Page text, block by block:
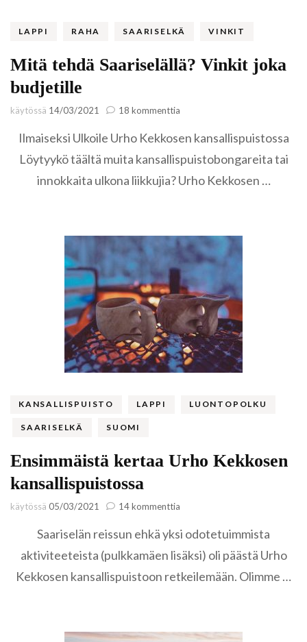
LAPPI RAHA SAARISELKÄ VINKIT
Mitä tehdä Saariselällä? Vinkit joka
budjetille
käytössä 14/03/2021 18 kommenttia
tehdä
Vinkit
joka
Ilmaiseksi Ulkoile Urho Kekkosen kansallispuistossa
Löytyykö täältä muita kansallispuistobongareita tai
innokkaita ulkona liikkujia? Urho Kekkosen …
KANSALLISPUISTO LAPPI LUONTOPOLKU
SAARISELKÄ SUOMI
Ensimmäistä kertaa Urho Kekkosen
kansallispuistossa
käytössä 05/03/2021 14 kommenttia
kertaa
Kekkosen
kansallispuistossa
Saariselän reissun ehkä yksi odotetuimmista
aktiviteeteista (pulkkamäen lisäksi) oli päästä Urho
Kekkosen kansallispuistoon retkeilemään. Olimme …